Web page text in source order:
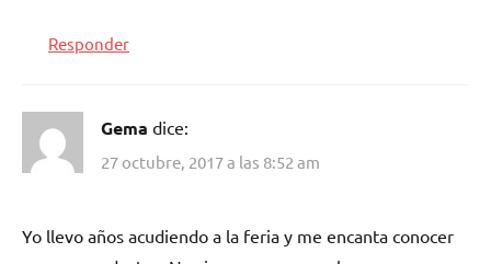
Responder
Gema dice:
27 octubre, 2017 a las 8:52 am
Yo llevo años acudiendo a la feria y me encanta conocer